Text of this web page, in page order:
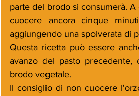
parte del brodo si consumerà.
cuocere ancora cinque
aggiungendo una spolverata di
Questa ricetta può essere
avanzo del pasto
brodo vegetale.
Il consiglio di non cuocere